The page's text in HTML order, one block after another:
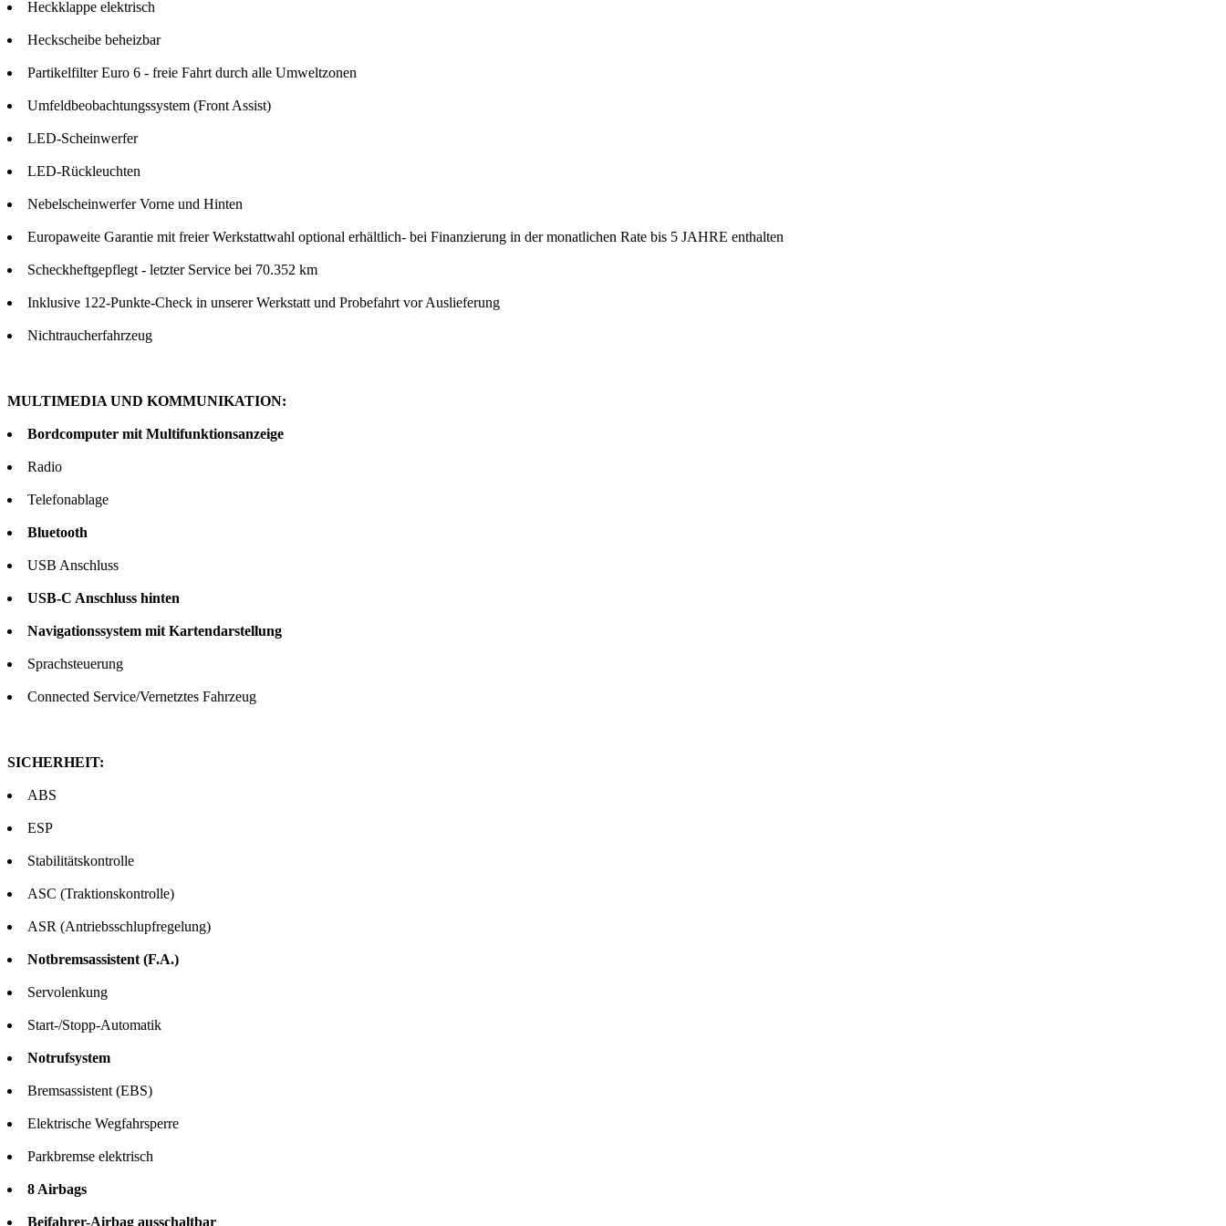
Heckklappe elektrisch
Heckscheibe beheizbar
Partikelfilter Euro 6 - freie Fahrt durch alle Umweltzonen
Umfeldbeobachtungssystem (Front Assist)
LED-Scheinwerfer
LED-Rückleuchten
Nebelscheinwerfer Vorne und Hinten
Europaweite Garantie mit freier Werkstattwahl optional erhältlich- bei Finanzierung in der monatlichen Rate bis 5 JAHRE enthalten
Scheckheftgepflegt - letzter Service bei 70.352 km
Inklusive 122-Punkte-Check in unserer Werkstatt und Probefahrt vor Auslieferung
Nichtraucherfahrzeug
MULTIMEDIA UND KOMMUNIKATION:
Bordcomputer mit Multifunktionsanzeige
Radio
Telefonablage
Bluetooth
USB Anschluss
USB-C Anschluss hinten
Navigationssystem mit Kartendarstellung
Sprachsteuerung
Connected Service/Vernetztes Fahrzeug
SICHERHEIT:
ABS
ESP
Stabilitätskontrolle
ASC (Traktionskontrolle)
ASR (Antriebsschlupfregelung)
Notbremsassistent (F.A.)
Servolenkung
Start-/Stopp-Automatik
Notrufsystem
Bremsassistent (EBS)
Elektrische Wegfahrsperre
Parkbremse elektrisch
8 Airbags
Beifahrer-Airbag ausschaltbar